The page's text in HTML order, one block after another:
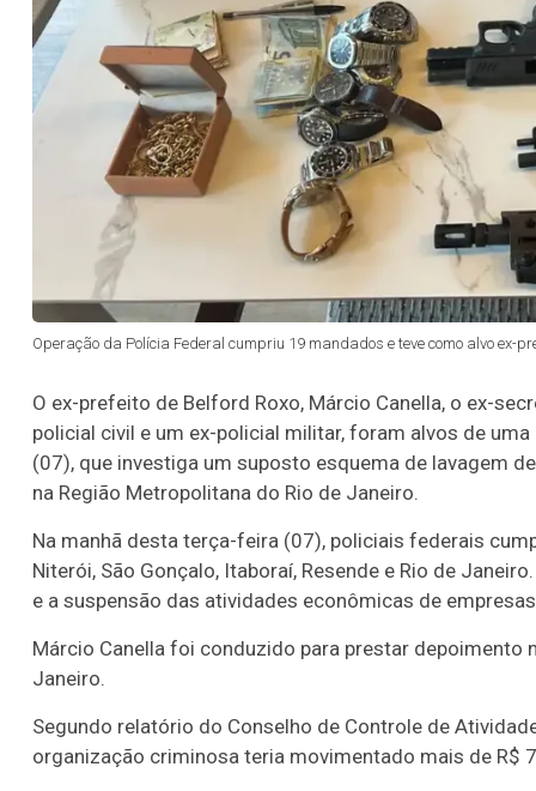
Operação da Polícia Federal cumpriu 19 mandados e teve como alvo ex-
O ex-prefeito de Belford Roxo, Márcio Canella, o ex-
policial civil e um ex-policial militar, foram alvos de
(07), que investiga um suposto esquema de lavagem
na Região Metropolitana do Rio de Janeiro.
Na manhã desta terça-feira (07), policiais federais
Niterói, São Gonçalo, Itaboraí, Resende e Rio de
e a suspensão das atividades econômicas de
Márcio Canella foi conduzido para prestar depoimento
Janeiro.
Segundo relatório do Conselho de Controle de
organização criminosa teria movimentado mais de R$